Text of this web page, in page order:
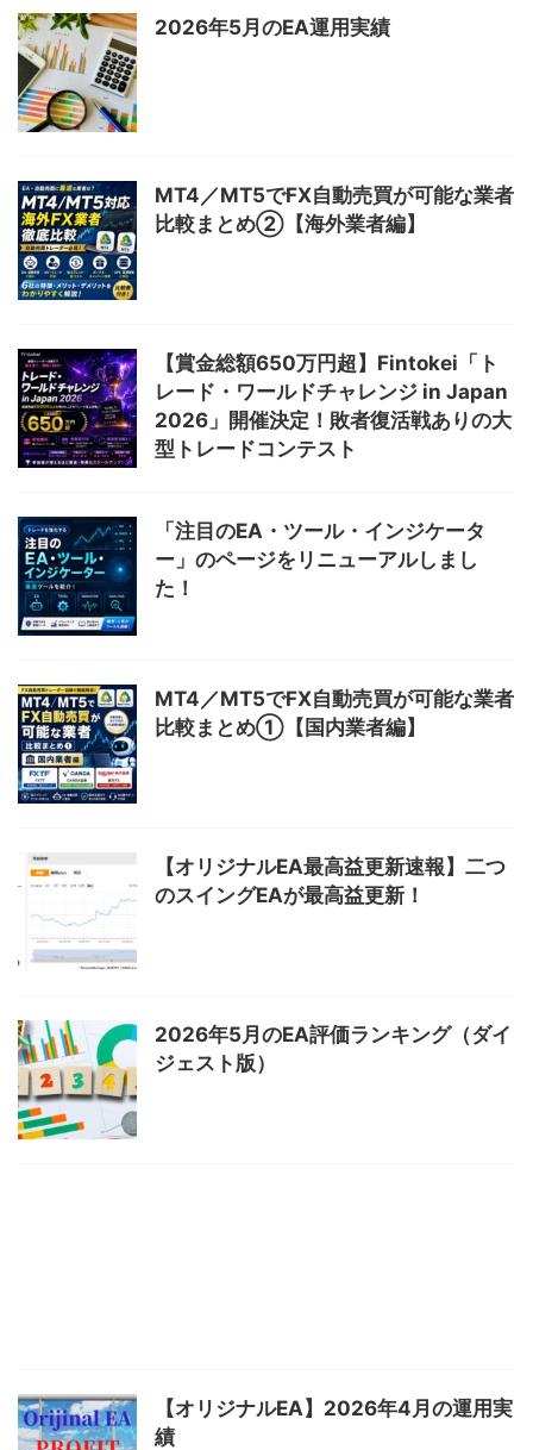
2026年5月のEA運用実績
MT4／MT5でFX自動売買が可能な業者
比較まとめ②【海外業者編】
【賞金総額650万円超】Fintokei「ト
レード・ワールドチャレンジ in Japan
2026」開催決定！敗者復活戦ありの大
型トレードコンテスト
「注目のEA・ツール・インジケータ
ー」のページをリニューアルしまし
た！
MT4／MT5でFX自動売買が可能な業者
比較まとめ①【国内業者編】
【オリジナルEA最高益更新速報】二つ
のスイングEAが最高益更新！
2026年5月のEA評価ランキング（ダイ
ジェスト版）
【オリジナルEA】2026年4月の運用実
績